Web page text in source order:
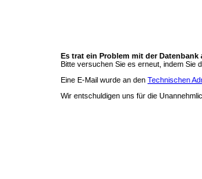
Es trat ein Problem mit der Datenbank
Bitte versuchen Sie es erneut, indem Sie
Eine E-Mail wurde an den Technischen
Wir entschuldigen uns für die